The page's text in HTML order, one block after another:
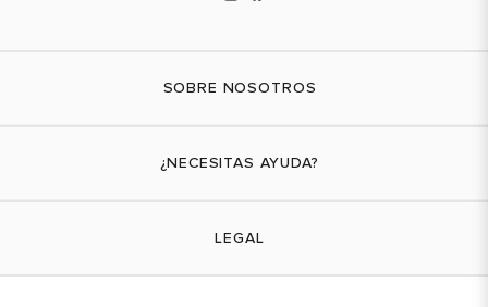
SOBRE NOSOTROS
¿NECESITAS AYUDA?
LEGAL